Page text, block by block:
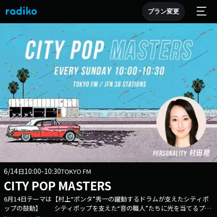
プラン変更
6/14日10:00-10:30TOKYO FM
CITY POP MASTERS
6月14日テーマは【村上“ポンタ”秀一の躍動するドラムが支えたシティポ
ップの鼓動】 シティポップを支えた“音の職人”たちに光を当てるプロ